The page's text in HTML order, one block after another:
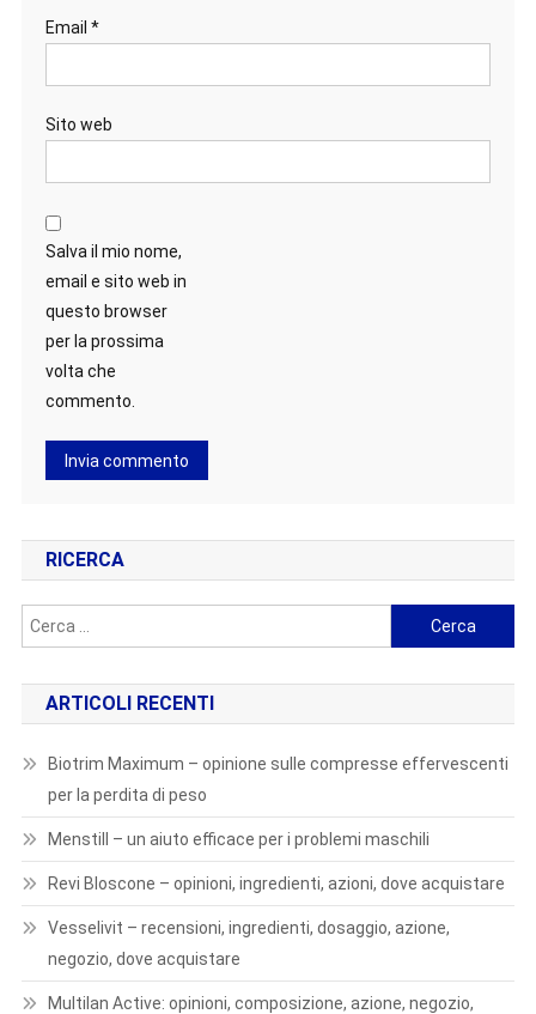
Email *
Sito web
Salva il mio nome,
email e sito web in
questo browser
per la prossima
volta che
commento.
RICERCA
Ricerca
per:
ARTICOLI RECENTI
Biotrim Maximum – opinione sulle compresse effervescenti
per la perdita di peso
Menstill – un aiuto efficace per i problemi maschili
Revi Bloscone – opinioni, ingredienti, azioni, dove acquistare
Vesselivit – recensioni, ingredienti, dosaggio, azione,
negozio, dove acquistare
Multilan Active: opinioni, composizione, azione, negozio,